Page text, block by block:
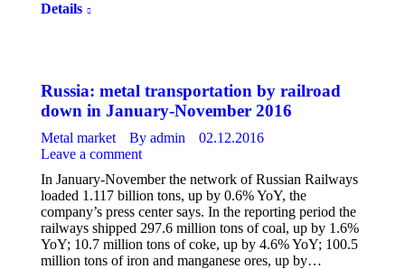
Details
Russia: metal transportation by railroad
down in January-November 2016
Metal market By admin
02.12.2016
Leave a comment
In January-November the network of Russian Railways
loaded 1.117 billion tons, up by 0.6% YoY, the
company’s press center says. In the reporting period the
railways shipped 297.6 million tons of coal, up by 1.6%
YoY; 10.7 million tons of coke, up by 4.6% YoY; 100.5
million tons of iron and manganese ores, up by…